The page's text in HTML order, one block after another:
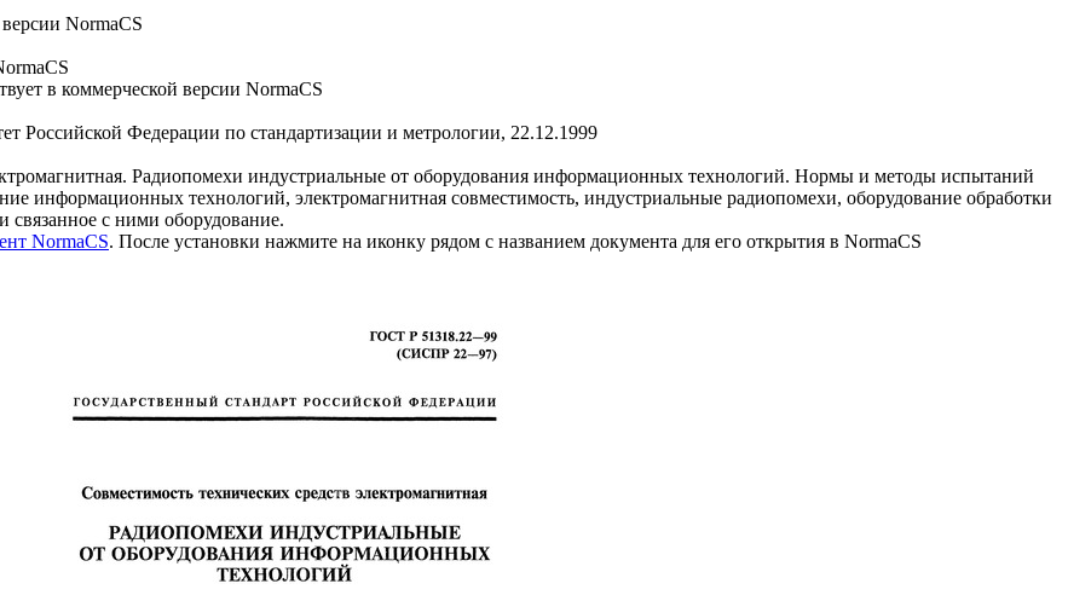
NormaCS
в коммерческой версии NormaCS
Российской Федерации по стандартизации и метрологии, 22.12.1999
Радиопомехи индустриальные от оборудования информационных технологий. Нормы и методы испытаний
информационных технологий, электромагнитная совместимость, индустриальные радиопомехи, оборудование обработки
связанное с ними оборудование.
NormaCS. После установки нажмите на иконку рядом с названием документа для его открытия в NormaCS